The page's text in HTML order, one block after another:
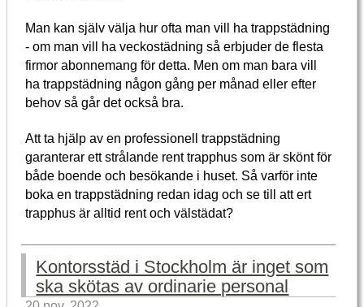
Man kan själv välja hur ofta man vill ha trappstädning
- om man vill ha veckostädning så erbjuder de flesta
firmor abonnemang för detta. Men om man bara vill
ha trappstädning någon gång per månad eller efter
behov så går det också bra.
Att ta hjälp av en professionell trappstädning
garanterar ett strålande rent trapphus som är skönt för
både boende och besökande i huset. Så varför inte
boka en trappstädning redan idag och se till att ert
trapphus är alltid rent och välstädat?
Kontorsstäd i Stockholm är inget som
ska skötas av ordinarie personal